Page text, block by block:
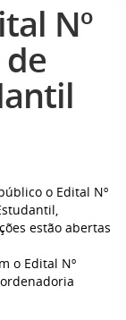
Nº
o Edital Nº
estão abertas
o Edital Nº